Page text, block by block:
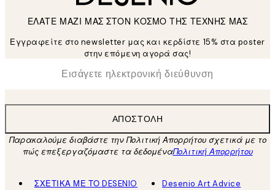
ΕΛΑΤΕ ΜΑΖΙ ΜΑΣ ΣΤΟΝ ΚΟΣΜΟ ΤΗΣ ΤΕΧΝΗΣ ΜΑΣ
Εγγραφείτε στο newsletter μας και κερδίστε 15% στα poster
στην επόμενη αγορά σας!
Ηλεκτρονική Διεύθυνση
ΑΠΟΣΤΟΛΉ
Παρακαλούμε διαβάστε την Πολιτική Απορρήτου σχετικά με το
πώς επεξεργαζόμαστε τα δεδομέναΠολιτική Απορρήτου
ΣΧΕΤΙΚΑ ΜΕ ΤΟ DESENIO
Desenio Art Advice